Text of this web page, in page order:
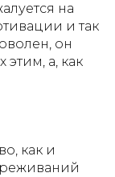
на
и так
он
этим, а, как
как и